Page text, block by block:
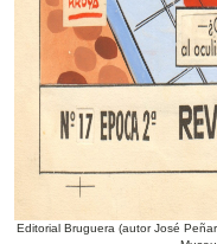
Editorial Bruguera (autor José